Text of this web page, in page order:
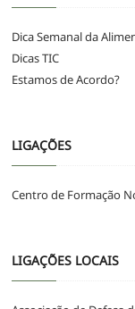
Dica Semanal da
Dicas TIC
Estamos de Acordo?
LIGAÇÕES
Centro de Formação
LIGAÇÕES LOCAIS